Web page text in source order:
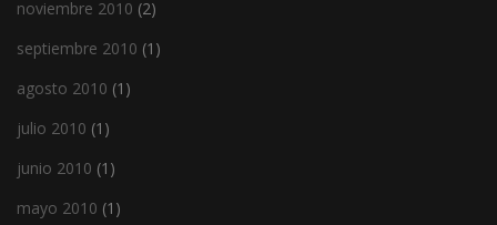
noviembre 2010 (2)
septiembre 2010 (1)
agosto 2010 (1)
julio 2010 (1)
junio 2010 (1)
mayo 2010 (1)